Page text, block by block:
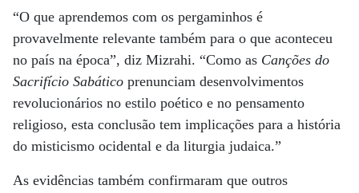
“O que aprendemos com os pergaminhos é
provavelmente relevante também para o que aconteceu
no país na época”, diz Mizrahi. “Como as Canções do
Sacrifício Sabático prenunciam desenvolvimentos
revolucionários no estilo poético e no pensamento
religioso, esta conclusão tem implicações para a história
do misticismo ocidental e da liturgia judaica.”
As evidências também confirmaram que outros